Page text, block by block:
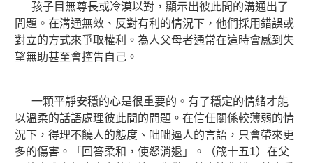
孩子目無尊長或冷漠以對，顯示出彼此間的溝通出了
問題。在溝通無效、反對有利的情況下，他們採用錯誤或
對立的方式來爭取權利。為人父母者通常在這時會感到失
望無助甚至會控告自己。
一顆平靜安穩的心是很重要的。有了穩定的情緒才能
以溫柔的話語處理彼此間的問題。在信任關係較薄弱的情
況下，得理不饒人的態度、咄咄逼人的言語，只會帶來更
多的傷害。「回答柔和，使怒消退」。（箴十五1）在父